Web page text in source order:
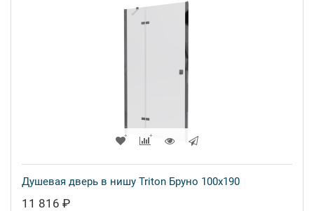
Душевая дверь в нишу Triton Бруно 100x190
11 816 ₽